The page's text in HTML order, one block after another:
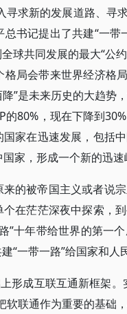
寻求新的发展道路、寻
书记提出了共建“一带
球共同发展的最大“公
局会带来世界经济格
”是未来历史的大趋势
80%，现在下降到
家在迅速发展，包括
家，形成一个新的迅速
的被帝国主义或者说
在茫茫深夜中探索，
”十年带给世界的第一
“一带一路”给国家和人
形成互联互通新框架
软联通作为重要的基础